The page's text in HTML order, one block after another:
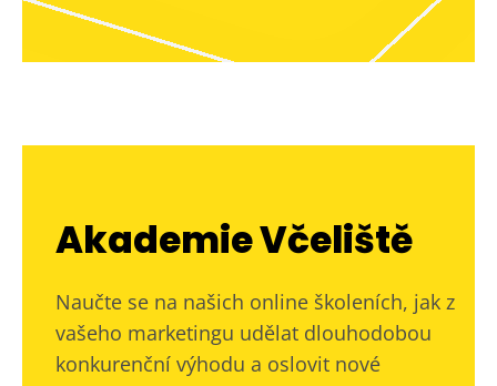
Akademie Včeliště
Naučte se na našich online školeních, jak z
vašeho marketingu udělat dlouhodobou
konkurenční výhodu a oslovit nové